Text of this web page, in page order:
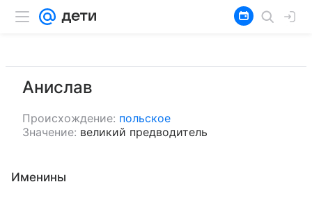
Анислав
Происхождение: польское
Значение: великий предводитель
Именины